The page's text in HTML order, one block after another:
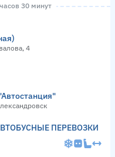
30 минут
4
ПЕРЕВОЗКИ